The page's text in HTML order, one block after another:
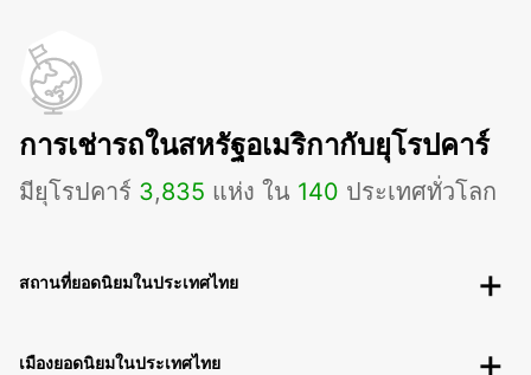
การเช่ารถในสหรัฐอเมริกากับยุโรปคาร์
มียุโรปคาร์ 3,835 แห่ง ใน 140 ประเทศทั่วโลก
สถานที่ยอดนิยมในประเทศไทย
เมืองยอดนิยมในประเทศไทย